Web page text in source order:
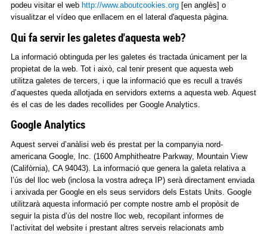
podeu visitar el webhttp://www.aboutcookies.org[en anglès] o
visualitzar el vídeo que enllacem en el lateral d'aquesta pàgina.
Qui fa servir les galetes d'aquesta web?
La informació obtinguda per les galetes és tractada únicament per la
propietat de la web. Tot i això, cal tenir present que aquesta web
utilitza galetes de tercers, i que la informació que es recull a través
d’aquestes queda allotjada en servidors externs a aquesta web. Aquest
és el cas de les dades recollides per Google Analytics.
Google Analytics
Aquest servei d’anàlisi web és prestat per la companyia nord-
americana Google, Inc. (1600 Amphitheatre Parkway, Mountain View
(Califòrnia), CA 94043). La informació que genera la galeta relativa a
l’ús del lloc web (inclosa la vostra adreça IP) serà directament enviada
i arxivada per Google en els seus servidors dels Estats Units. Google
utilitzarà aquesta informació per compte nostre amb el propòsit de
seguir la pista d’ús del nostre lloc web, recopilant informes de
l’activitat del website i prestant altres serveis relacionats amb